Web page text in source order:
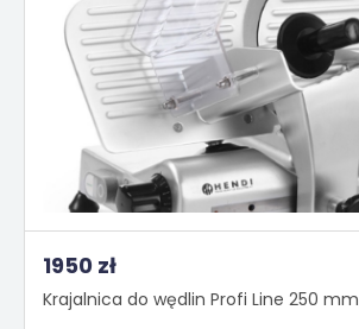
1950 zł
Krajalnica do wędlin Profi Line 250 mm